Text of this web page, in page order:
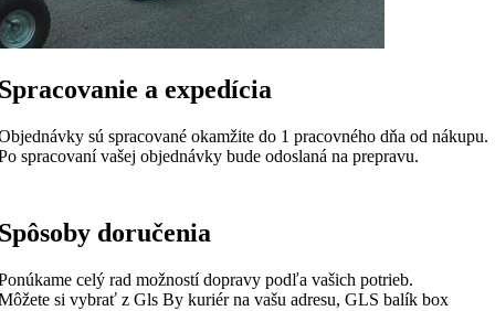
a expedícia
sú spracované okamžite do 1 pracovného dňa od nákupu.
spracovaní vašej objednávky bude odoslaná na prepravu.
doručenia
celý rad možností dopravy podľa vašich potrieb.
si vybrať z Gls By kuriér na vašu adresu, GLS balík box